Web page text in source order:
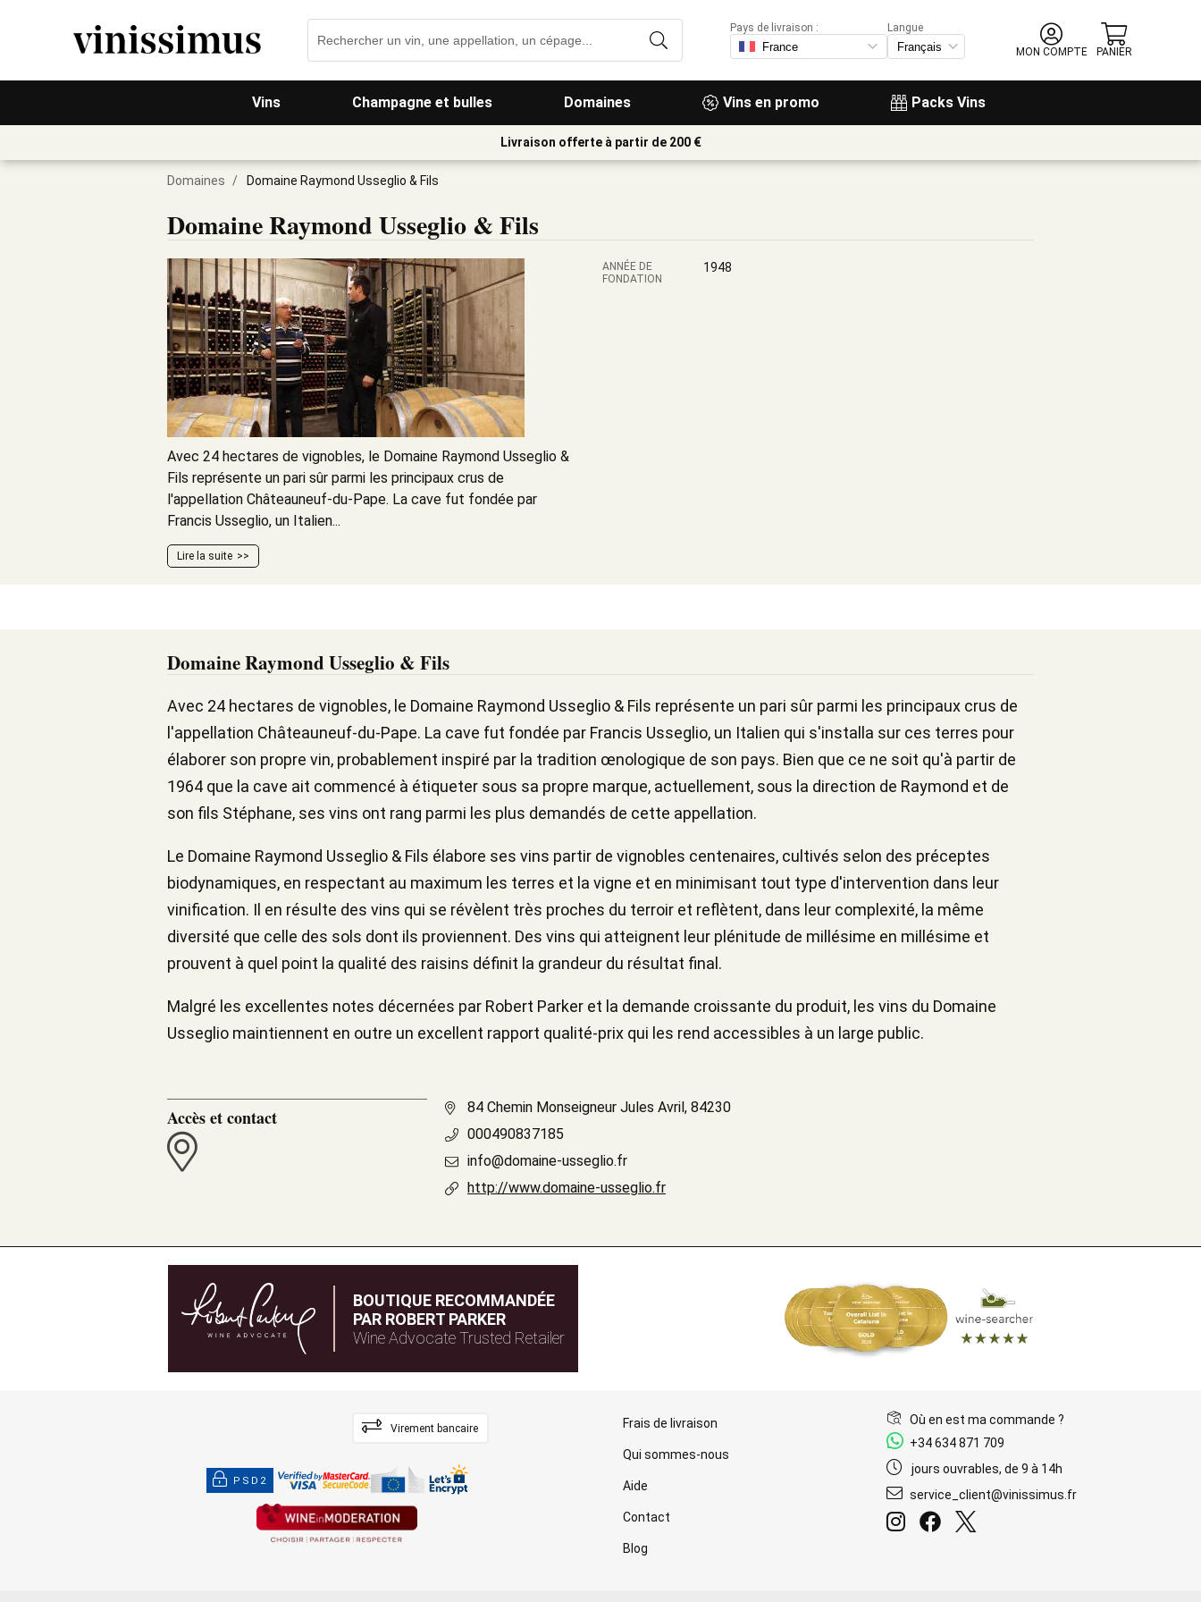
Vins Champagne et bulles Domaines Vins en promo Packs Vins
Pays de livraison :
Langue
MON COMPTE
PANIER
Livraison offerte à partir de 200 €
Domaines / Domaine Raymond Usseglio & Fils
Domaine Raymond Usseglio & Fils
Avec 24 hectares de vignobles, le Domaine Raymond Usseglio &
Fils représente un pari sûr parmi les principaux crus de
l'appellation Châteauneuf-du-Pape. La cave fut fondée par
Francis Usseglio, un Italien...
Lire la suite
ANNÉE DE
FONDATION
1948
Domaine Raymond Usseglio & Fils
Avec 24 hectares de vignobles, le Domaine Raymond Usseglio & Fils représente un pari sûr parmi les principaux crus de
l'appellation Châteauneuf-du-Pape. La cave fut fondée par Francis Usseglio, un Italien qui s'installa sur ces terres pour
élaborer son propre vin, probablement inspiré par la tradition œnologique de son pays. Bien que ce ne soit qu'à partir de
1964 que la cave ait commencé à étiqueter sous sa propre marque, actuellement, sous la direction de Raymond et de
son fils Stéphane, ses vins ont rang parmi les plus demandés de cette appellation.
Le Domaine Raymond Usseglio & Fils élabore ses vins partir de vignobles centenaires, cultivés selon des préceptes
biodynamiques, en respectant au maximum les terres et la vigne et en minimisant tout type d'intervention dans leur
vinification. Il en résulte des vins qui se révèlent très proches du terroir et reflètent, dans leur complexité, la même
diversité que celle des sols dont ils proviennent. Des vins qui atteignent leur plénitude de millésime en millésime et
prouvent à quel point la qualité des raisins définit la grandeur du résultat final.
Malgré les excellentes notes décernées par Robert Parker et la demande croissante du produit, les vins du Domaine
Usseglio maintiennent en outre un excellent rapport qualité-prix qui les rend accessibles à un large public.
Accès et contact
84 Chemin Monseigneur Jules Avril, 84230
000490837185
info@domaine-usseglio.fr
http://www.domaine-usseglio.fr
BOUTIQUE RECOMMANDÉE
PAR ROBERT PARKER
Wine Advocate Trusted Retailer
Virement bancaire
PSD2
Frais de livraison
Qui sommes-nous
Aide
Contact
Blog
Où en est ma commande ?
+34 634 871 709
jours ouvrables, de 9 à 14h
service_client@vinissimus.fr